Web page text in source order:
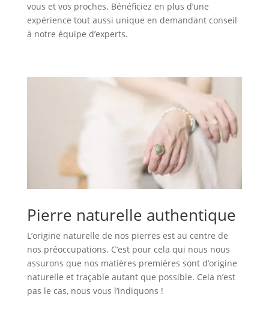
vous et vos proches. Bénéficiez en plus d’une
expérience tout aussi unique en demandant conseil
à notre équipe d’experts.
Pierre naturelle authentique
L’origine naturelle de nos pierres est au centre de
nos préoccupations. C’est pour cela qui nous nous
assurons que nos matières premières sont d’origine
naturelle et traçable autant que possible. Cela n’est
pas le cas, nous vous l’indiquons !